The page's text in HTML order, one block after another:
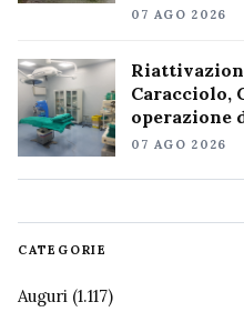
07 AGO 2026
Caracciolo,
operazione
07 AGO 2026
CATEGORIE
Auguri (1.117)